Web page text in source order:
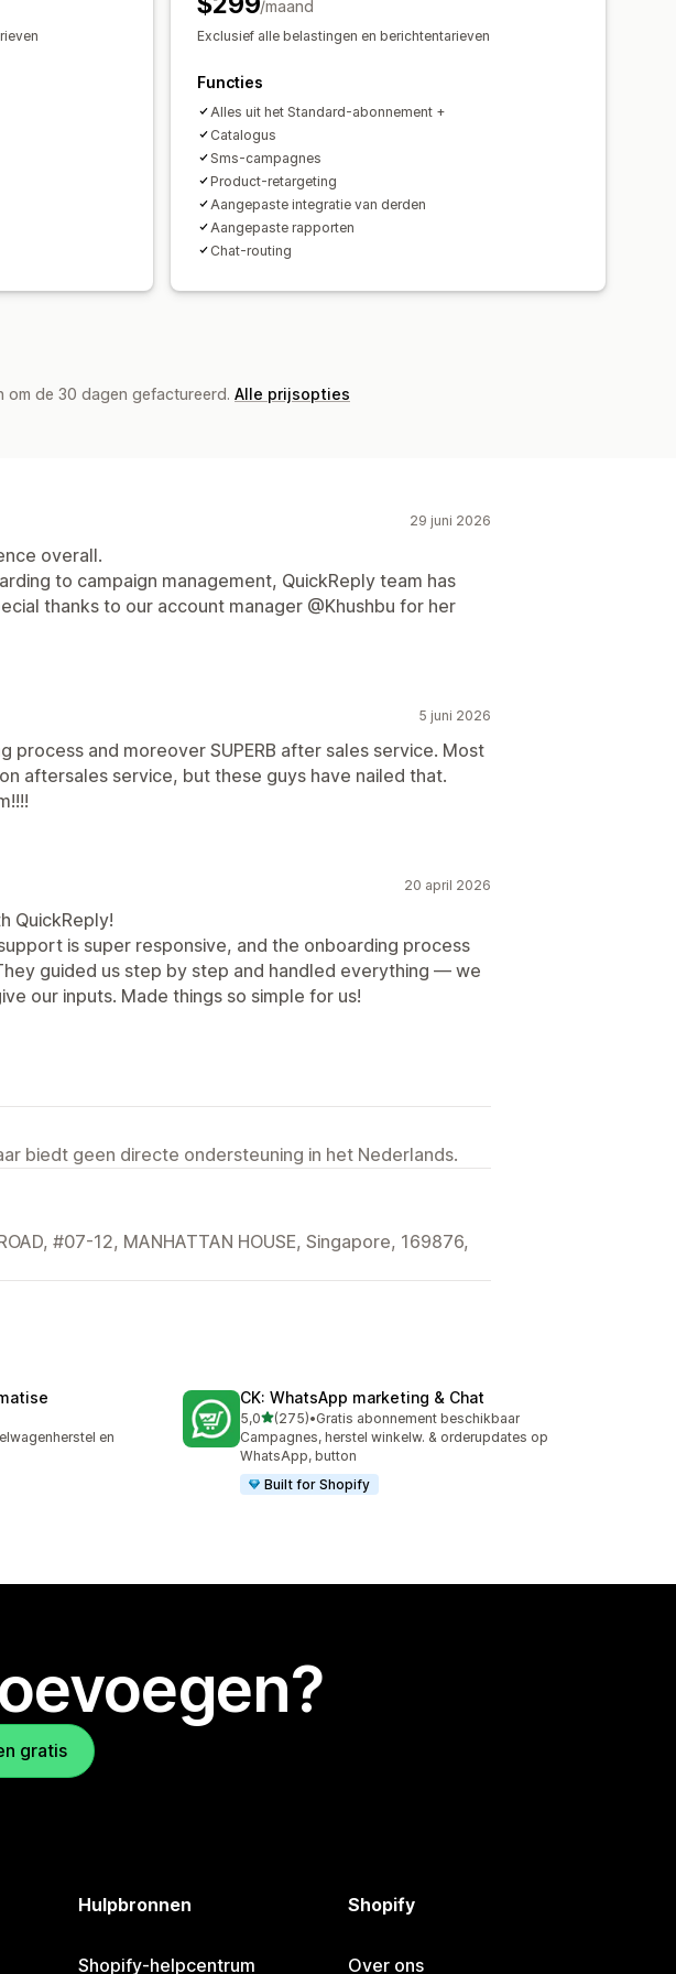
Tagging Chatstromen Agentavatar
/maand
Exclusief alle belastingen en berichtentarieven
Functies
Alles uit het Standard-abonnement +
Catalogus
Sms-campagnes
Product-retargeting
Aangepaste integratie van derden
Aangepaste rapporten
Chat-routing
om de 30 dagen gefactureerd. Alle prijsopties
29 juni 2026
overall.
to campaign management, QuickReply team has
thanks to our account manager @Khushbu for her
5 juni 2026
process and moreover SUPERB after sales service. Most
aftersales service, but these guys have nailed that.
20 april 2026
QuickReply!
is super responsive, and the onboarding process
guided us step by step and handled everything — we
our inputs. Made things so simple for us!
biedt geen directe ondersteuning in het Nederlands.
#07-12, MANHATTAN HOUSE, Singapore, 169876,
en
CK: WhatsApp marketing & Chat
5,0van 5 sterren
(275)
275 recensies in totaal
•Gratis abonnement beschikbaar
Campagnes, herstel winkelw. & orderupdates op
WhatsApp, button
Built for Shopify
gratis
Hulpbronnen
Shopify-helpcentrum
Shopify
Over ons